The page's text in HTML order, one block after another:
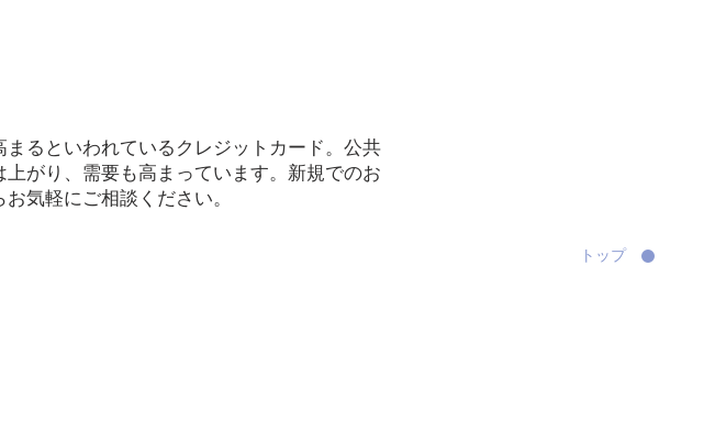
トップ
るといわれているクレジットカード。公共
がり、需要も高まっています。新規でのお
気軽にご相談ください。